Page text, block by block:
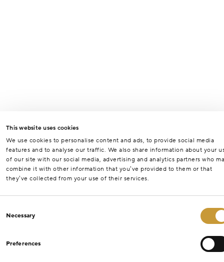
This website uses cookies
We use cookies to personalise content and ads, to provide social media
features and to analyse our traffic. We also share information about your
of our site with our social media, advertising and analytics partners who
combine it with other information that you’ve provided to them or that
they’ve collected from your use of their services.
Selection
Necessary
Preferences